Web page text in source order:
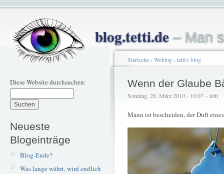
blog.tetti.de– Man
Diese Website durchsuchen:
Neueste
Blogeinträge
Blog-Ende?
Was lange währt, wird endlich
Startseite› Weblog› tetti's blog
Wenn der Glaube
Sonntag, 28. März 2010 - 10:07 – tetti
Mann ist bescheiden, der Duft